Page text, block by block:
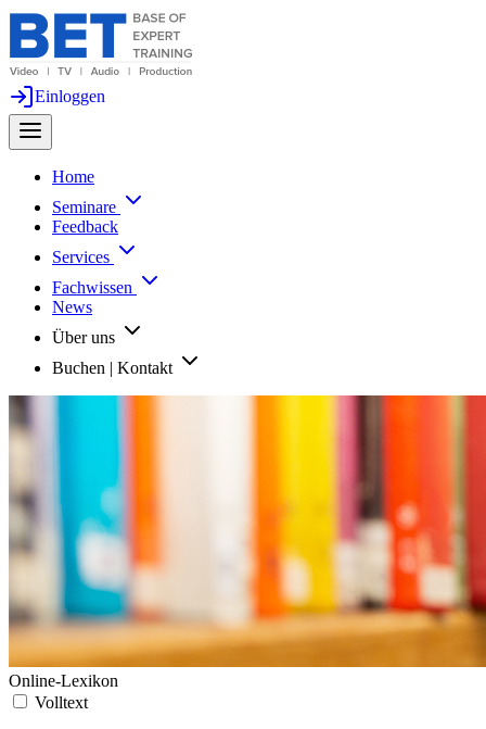
Einloggen
Home
Seminare
Feedback
Services
Fachwissen
News
Über uns
Buchen | Kontakt
Online-Lexikon
Volltext